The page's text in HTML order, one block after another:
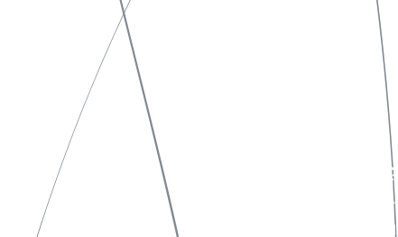
©︎yugeisha inc. All rights reserved.